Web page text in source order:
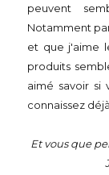
peuvent
Notamment
et que j'aime
produits
aimé savoir si
connaissez
Et vous que